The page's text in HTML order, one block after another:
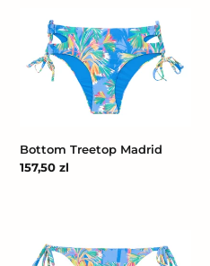
Bottom
Treetop
Madrid
Bottom Treetop Madrid
Cena
157,50 zl
Treetop